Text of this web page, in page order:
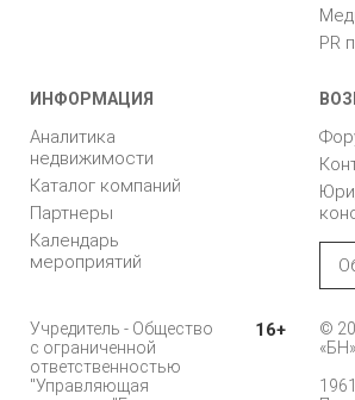
PR
ИНФОРМАЦИЯ
Аналитика
недвижимости
Каталог компаний
Партнеры
Календарь
мероприятий
Учредитель - Общество
с ограниченной
ответственностью
"Управляющая
16+
©
«БН»